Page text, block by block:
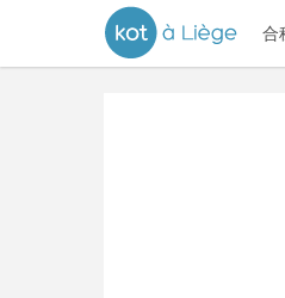
合